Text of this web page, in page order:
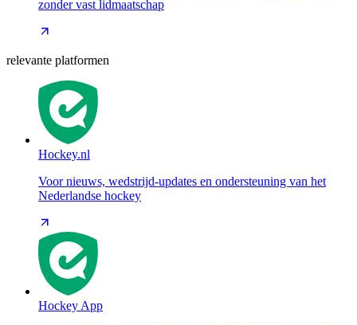
zonder vast lidmaatschap
relevante platformen
Hockey.nl
Voor nieuws, wedstrijd-updates en ondersteuning van het
Nederlandse hockey
Hockey App